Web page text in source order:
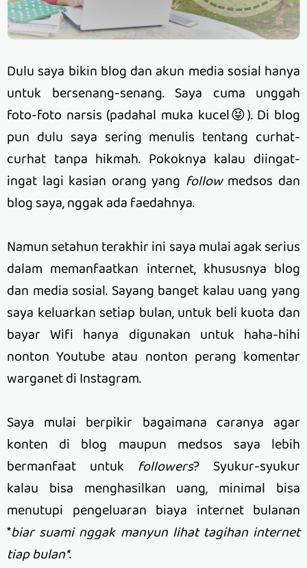
Dulu saya bikin blog dan akun media sosial hanya
untuk bersenang-senang. Saya cuma unggah
foto-foto narsis (padahal muka kucel😝). Di blog
pun dulu saya sering menulis tentang curhat-
curhat tanpa hikmah. Pokoknya kalau diingat-
ingat lagi kasian orang yang followmedsos dan
blog saya, nggak ada faedahnya.
Namun setahun terakhir ini saya mulai agak serius
dalam memanfaatkan internet, khususnya blog
dan media sosial. Sayang banget kalau uang yang
saya keluarkan setiap bulan, untuk beli kuota dan
bayar Wifi hanya digunakan untuk haha-hihi
nonton Youtube atau nonton perang komentar
warganet di Instagram.
Saya mulai berpikir bagaimana caranya agar
konten di blog maupun medsos saya lebih
bermanfaat untuk followers? Syukur-syukur
kalau bisa menghasilkan uang, minimal bisa
menutupi pengeluaran biaya internet bulanan
*biar suami nggak manyun lihat tagihan internet
tiap bulan*.